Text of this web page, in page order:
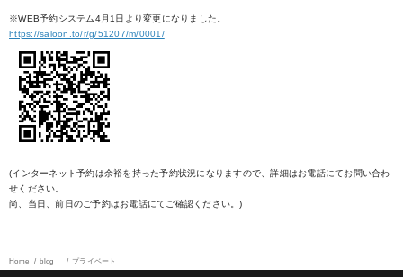
※WEB予約システム4月1日より変更になりました。
https://saloon.to/r/g/51207/m/0001/
(インターネット予約は余裕を持った予約状況になりますので、詳細はお電話にてお問い合わ
せください。
尚、当日、前日のご予約はお電話にてご確認ください。)
Home blog プライベート